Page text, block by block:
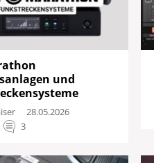
und
28.05.2026
3